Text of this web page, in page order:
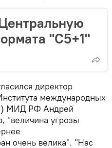
"С5+1"
директор
международных
МИД РФ Андрей
"величина угрозы
очень велика". "Нас